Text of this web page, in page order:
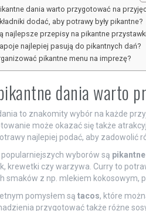
dania warto przygotować na
dodać, aby potrawy były pikantne?
najlepsze przepisy na pikantne
najlepiej pasują do pikantnych dań?
pikantne menu na imprezę?
dania warto
to znakomity wybór na każde
może okazać się także
najlepiej podać, aby zadowolić
wyborów są
krewetki czy warzywa. Curry to
smaków z np. mlekiem kokosowym,
pomysłem są tacos, które
przygotować także różne